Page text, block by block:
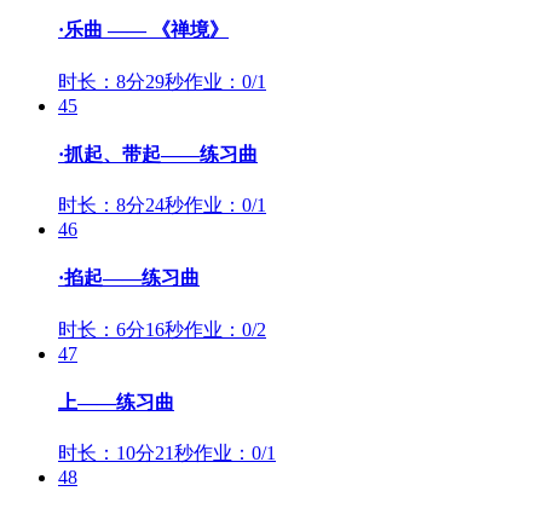
·乐曲 —— 《禅境》
时长：8分29秒作业：0/1
45
·抓起、带起——练习曲
时长：8分24秒作业：0/1
46
·掐起——练习曲
时长：6分16秒作业：0/2
47
上——练习曲
时长：10分21秒作业：0/1
48